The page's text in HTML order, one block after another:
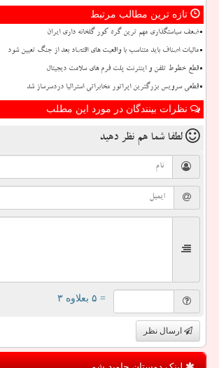
تازه ترین مطالب مرتبط
ضعف سیاستگذاری مهم ترین گره کور گلخانه داری ایران
مالیات اصناف باید متناسب با واقعیت های اقتصاد بعد از جنگ تعیین شود
قطع خطوط تلفن و اینترنت پلت فرم های سلامت دیجیتال
قطعی سرویس بزرگترین اپراتور مخابراتی استرالیا دردسرساز شد
نظرات بینندگان در مورد این مطلب
لطفا شما هم نظر دهید
= ۵ بعلاوه ۳
ارسال نظر